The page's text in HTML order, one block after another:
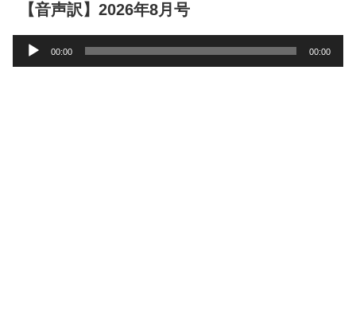
【音声訳】2026年8月号
声
00:00 00:00